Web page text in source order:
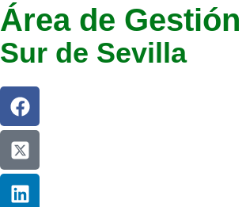
Área de
Sur de Sevilla